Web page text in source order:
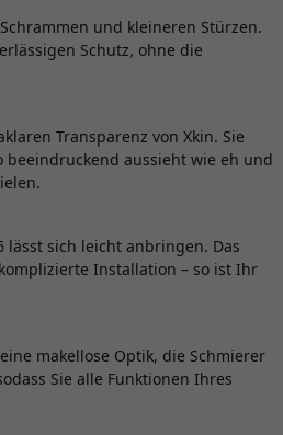
und kleineren Stürzen.
Schutz, ohne die
Transparenz von Xkin. Sie
aussieht wie eh und
lässt sich leicht anbringen. Das
Installation – so ist Ihr
makellose Optik, die Schmierer
Sie alle Funktionen Ihres